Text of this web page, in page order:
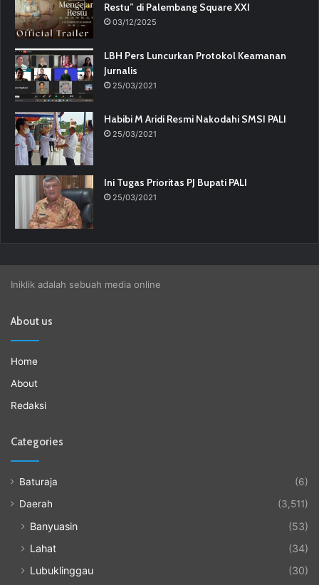
Restu” di Palembang Square XXI
03/12/2025
LBH Pers Luncurkan Protokol Keamanan
Jurnalis
25/03/2021
Habibi M Aridi Resmi Nakodahi SMSI PALI
25/03/2021
Ini Tugas Prioritas PJ Bupati PALI
25/03/2021
Iniklik adalah sebuah media online
About us
Home
About
Redaksi
Categories
Baturaja
(6)
Daerah
(3,511)
Banyuasin
(53)
Lahat
(34)
Lubuklinggau
(30)